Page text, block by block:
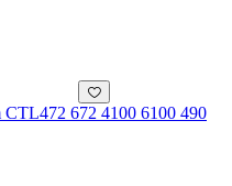
CTL472 672 4100 6100 490